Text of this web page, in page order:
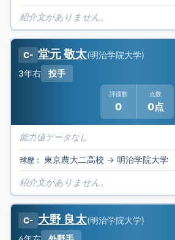
紹介文がありません。
C- 堂元 敬太(明治学院大学)
3年右 投手
評価数
0
点数
0点
能力値データなし
球歴： 東京農大二高校 → 明治学院大学
紹介文がありません。
C- 大野 良太(明治学院大学)